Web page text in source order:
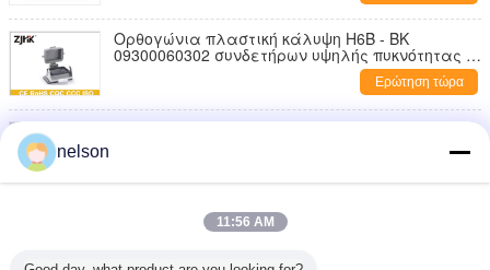
Ορθογώνια πλαστική κάλυψη H6B - BK
09300060302 συνδετήρων υψηλής πυκνότητας -
Ερώτηση τώρα
H6B - TE - 2B - βιομηχανικός βαρέων
καθηκόντων ηλεκτρικός συνδετήρας PG16 με τη
nelson
11:56 AM